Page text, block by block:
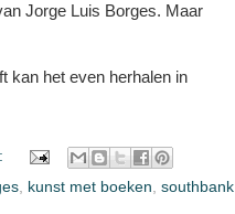
Jorge Luis Borges. Maar
kan het even herhalen in
, kunst met boeken, southbank